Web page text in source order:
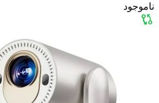
ناموجود